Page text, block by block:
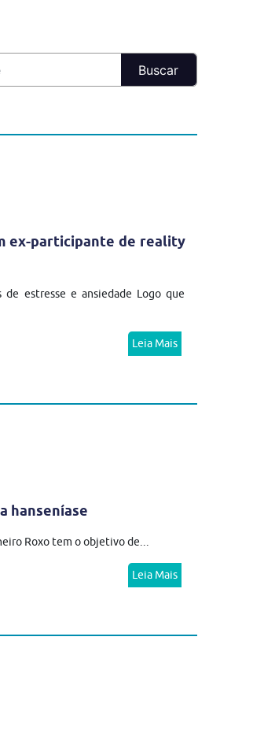
ex-participante de reality
estresse e ansiedade Logo que
Leia Mais
hanseníase
Roxo tem o objetivo de...
Leia Mais